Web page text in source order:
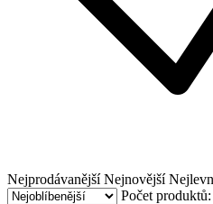
NejprodávanějšíNejnovější
Počet produktů: